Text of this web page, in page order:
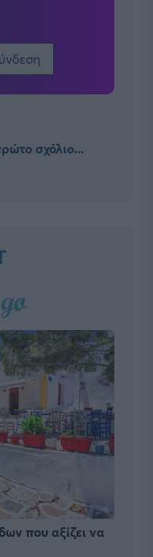
σχόλιο...
που αξίζει να